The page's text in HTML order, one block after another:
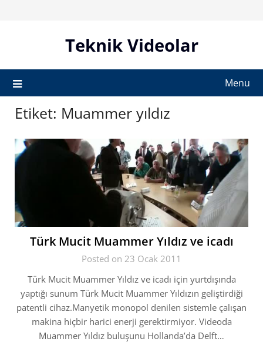
Teknik Videolar
Menu
Etiket: Muammer yıldız
Türk Mucit Muammer Yıldız ve icadı
Posted on 23 Ocak 2011
Türk Mucit Muammer Yıldız ve icadı için yurtdışında
yaptığı sunum Türk Mucit Muammer Yıldızın geliştirdiği
patentli cihaz.Manyetik monopol denilen sistemle çalışan
makina hiçbir harici enerji gerektirmiyor. Videoda
Muammer Yıldız buluşunu Hollanda’da Delft…